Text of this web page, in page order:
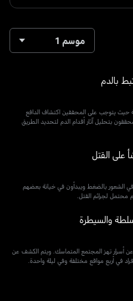
موسم 1
حيث يتوجب على المحققين اكتشاف الدافع
بتحليل آثار أقدام الدم لتحديد الطريق
في الشعور بالضغط ويبدأون في خيانة بعضهم
لجرائم القتل.
تهز المجتمع المتماسك. ويتم الكشف عن
في أربع مواقع مختلفة وفي ليلة واحدة.